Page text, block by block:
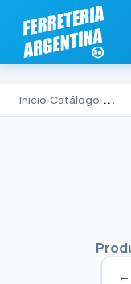
Inicio›Catálogo›...
←